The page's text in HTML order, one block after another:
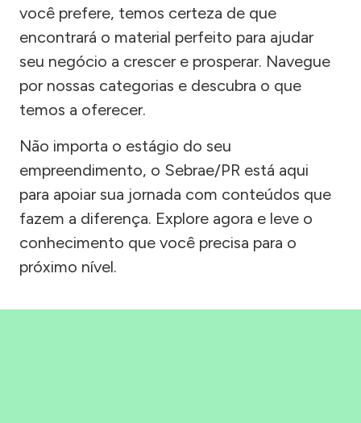
você prefere, temos certeza de que
encontrará o material perfeito para ajudar
seu negócio a crescer e prosperar. Navegue
por nossas categorias e descubra o que
temos a oferecer.
Não importa o estágio do seu
empreendimento, o Sebrae/PR está aqui
para apoiar sua jornada com conteúdos que
fazem a diferença. Explore agora e leve o
conhecimento que você precisa para o
próximo nível.